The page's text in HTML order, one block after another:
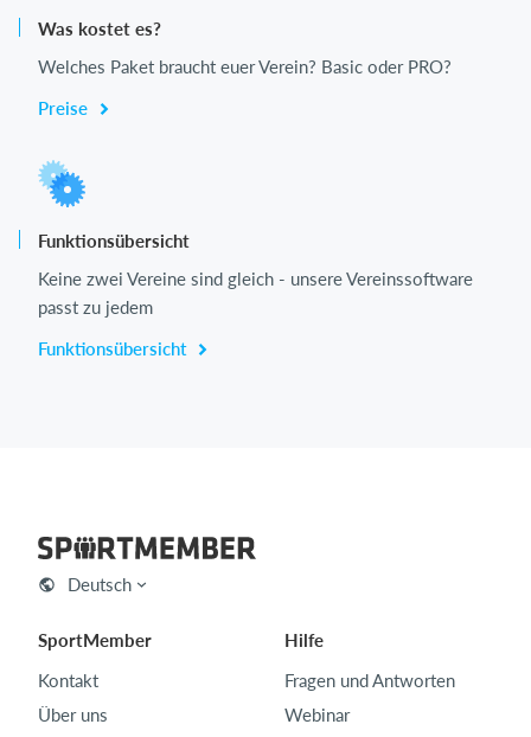
Was kostet es?
Welches Paket braucht euer Verein? Basic oder PRO?
Preise
Funktionsübersicht
Keine zwei Vereine sind gleich - unsere Vereinssoftware
passt zu jedem
Funktionsübersicht
Deutsch
SportMember
Kontakt
Über uns
Hilfe
Fragen und Antworten
Webinar